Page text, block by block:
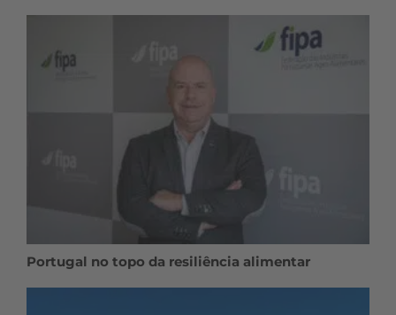
Portugal no topo da resiliência alimentar